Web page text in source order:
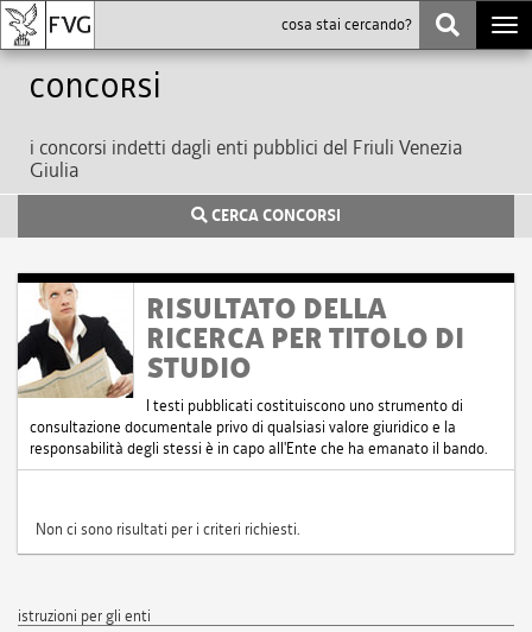
Concorsi
i concorsi indetti dagli enti pubblici del Friuli Venezia
Giulia
CERCA CONCORSI
RISULTATO DELLA
RICERCA PER TITOLO DI
STUDIO
I testi pubblicati costituiscono uno strumento di
consultazione documentale privo di qualsiasi valore giuridico e la
responsabilità degli stessi è in capo all'Ente che ha emanato il bando.
Non ci sono risultati per i criteri richiesti.
istruzioni per gli enti